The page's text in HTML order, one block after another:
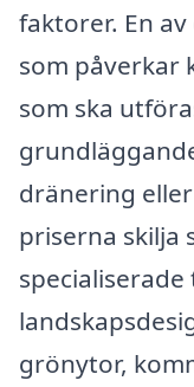
faktorer. En
som påverkar
som ska
dränering
priserna skilja
grönytor,